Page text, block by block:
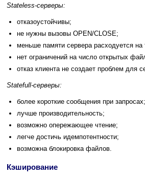
Stateless-серверы:
отказоустойчивы;
не нужны вызовы OPEN/CLOSE;
меньше памяти сервера расходуется на
нет ограничений на число открытых
отказ клиента не создает проблем для
Statefull-серверы:
более короткие сообщения при запросах;
лучше производительность;
возможно опережающее чтение;
легче достичь идемпотентности;
возможна блокировка файлов.
Кэширование